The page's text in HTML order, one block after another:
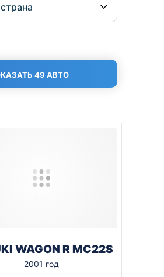
49 АВТО
WAGON R MC22S
2001 год